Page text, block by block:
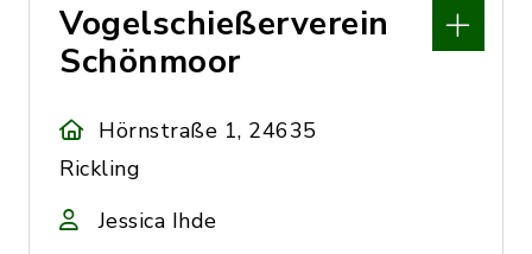
Vogelschießerverein
Schönmoor
Hörnstraße 1, 24635
Rickling
Jessica Ihde